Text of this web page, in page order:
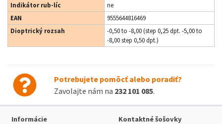
Indikátor rub-líc
ne
EAN
9555644816469
Dioptrický rozsah
-0,50 to -8,00 (step 0,25 dpt. -5,00 to
-8,00 step 0,50 dpt.)
Potrebujete pomôcť alebo poradiť?
Zavolajte nám na 232 101 085.
Informácie
Kontaktné šošovky